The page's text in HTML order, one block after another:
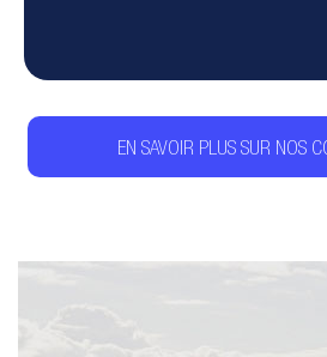
EN SAVOIR PLUS SUR NOS